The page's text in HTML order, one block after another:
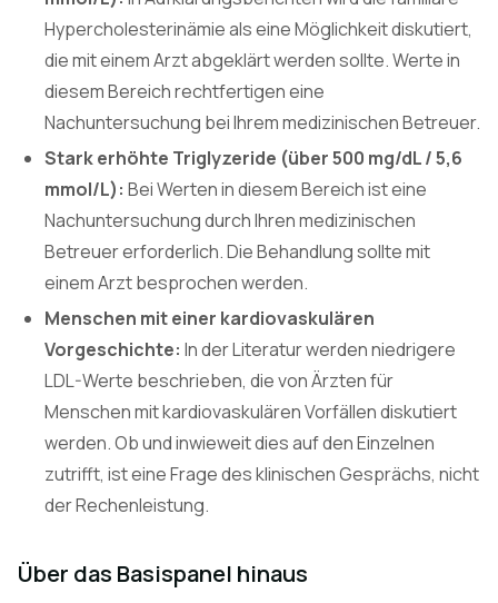
Hypercholesterinämie als eine Möglichkeit diskutiert,
die mit einem Arzt abgeklärt werden sollte. Werte in
diesem Bereich rechtfertigen eine
Nachuntersuchung bei Ihrem medizinischen Betreuer.
Stark erhöhte Triglyzeride (über 500 mg/dL / 5,6
mmol/L): Bei Werten in diesem Bereich ist eine
Nachuntersuchung durch Ihren medizinischen
Betreuer erforderlich. Die Behandlung sollte mit
einem Arzt besprochen werden.
Menschen mit einer kardiovaskulären
Vorgeschichte: In der Literatur werden niedrigere
LDL-Werte beschrieben, die von Ärzten für
Menschen mit kardiovaskulären Vorfällen diskutiert
werden. Ob und inwieweit dies auf den Einzelnen
zutrifft, ist eine Frage des klinischen Gesprächs, nicht
der Rechenleistung.
Über das Basispanel hinaus